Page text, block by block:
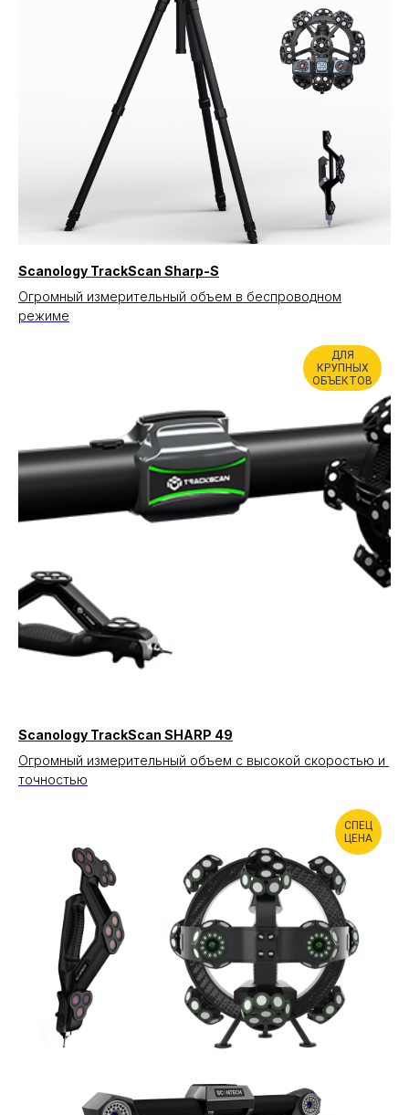
Scanology TrackScan Sharp-S
Огромный измерительный объем в беспроводном
режиме
ДЛЯ
КРУПНЫХ
ОБЪЕКТОВ
Scanology TrackScan SHARP 49
Огромный измерительный объем с высокой скоростью и
точностью
СПЕЦ
ЦЕНА